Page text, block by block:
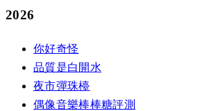
2026
你好奇怪
品質是白開水
夜市彈珠檯
偶像音樂棒棒糖評測